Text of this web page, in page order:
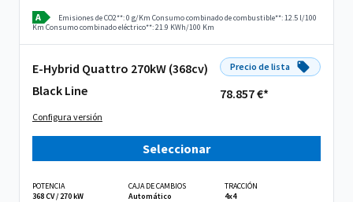
A Emisiones de CO2**: 0 g/Km Consumo combinado de combustible**: 12.5 l/100
KmConsumo combinado eléctrico**: 21.9 KWh/100 Km
E-Hybrid Quattro 270kW (368cv)
Black Line
Configura versión
Precio de lista
78.857 €*
Seleccionar
POTENCIA
368 CV / 270 kW
CAJA DE CAMBIOS
Automático
TRACCIÓN
4x4